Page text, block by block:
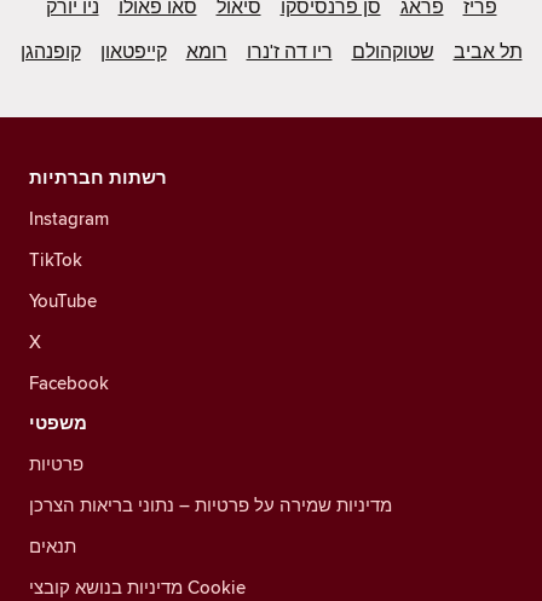
ניו יורק
סאו פאולו סיאול סן פרנסיסקו פראג
פריז
קופנהגן
קייפטאון רומא ריו דה ז'נרו שטוקהולם תל אביב
רשתות חברתיות
Instagram
TikTok
YouTube
X
Facebook
משפטי
פרטיות
מדיניות שמירה על פרטיות – נתוני בריאות הצרכן
תנאים
מדיניות בנושא קובצי Cookie